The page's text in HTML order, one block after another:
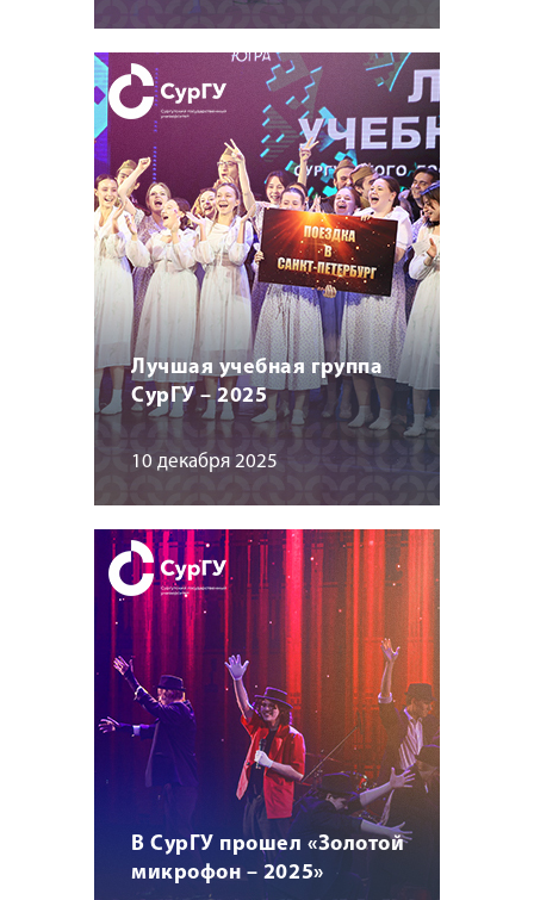
Лучшая учебная группа
СурГУ – 2025
10 декабря 2025
В СурГУ прошел «Золотой
микрофон – 2025»